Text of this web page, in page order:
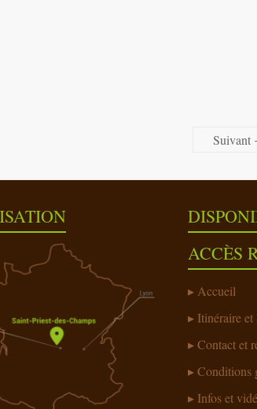
ACCÈS
Accueil
Itinéraire et
Contact et
Conditions
Infos et